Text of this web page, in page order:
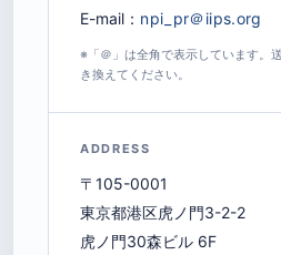
E-mail：
※「＠」は全角で表示しています。
き換えてください。
ADDRESS
〒105-0001
東京都港区虎ノ門3-2-2
虎ノ門30森ビル 6F